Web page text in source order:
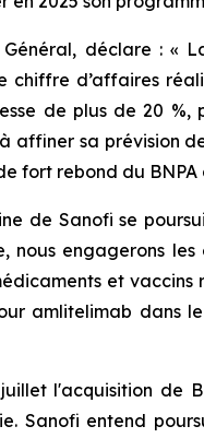
déclare : «
chiffre d’affaires
de plus de 20
affiner sa prévision
fort rebond du
de Sanofi se
nous engagerons
et vaccins
amlitelimab
l'acquisition de
Sanofi entend